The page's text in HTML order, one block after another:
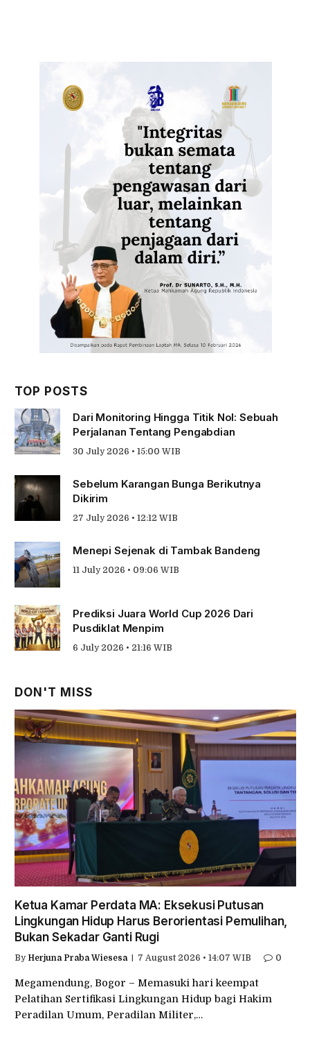
TOP POSTS
Dari Monitoring Hingga Titik Nol: Sebuah
Perjalanan Tentang Pengabdian
30 July 2026 • 15:00 WIB
Sebelum Karangan Bunga Berikutnya
Dikirim
27 July 2026 • 12:12 WIB
Menepi Sejenak di Tambak Bandeng
11 July 2026 • 09:06 WIB
Prediksi Juara World Cup 2026 Dari
Pusdiklat Menpim
6 July 2026 • 21:16 WIB
DON'T MISS
Ketua Kamar Perdata MA: Eksekusi Putusan
Lingkungan Hidup Harus Berorientasi Pemulihan,
Bukan Sekadar Ganti Rugi
By Herjuna Praba Wiesesa 7 August 2026 • 14:07 WIB 0
Megamendung, Bogor – Memasuki hari keempat
Pelatihan Sertifikasi Lingkungan Hidup bagi Hakim
Peradilan Umum, Peradilan Militer,…